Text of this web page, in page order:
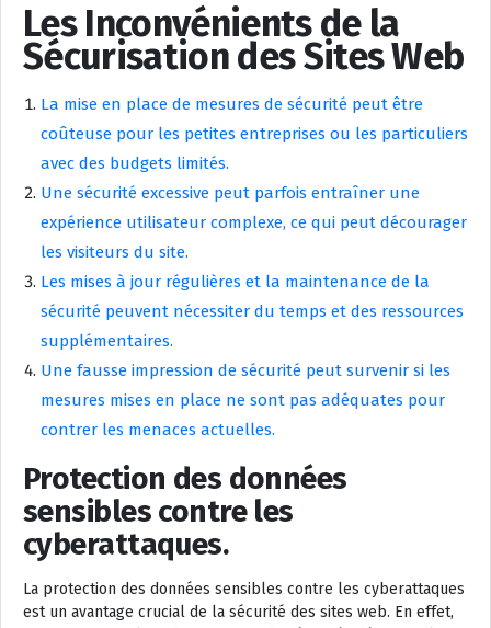
Les Inconvénients de la
Sécurisation des Sites Web
La mise en place de mesures de sécurité peut être
coûteuse pour les petites entreprises ou les particuliers
avec des budgets limités.
Une sécurité excessive peut parfois entraîner une
expérience utilisateur complexe, ce qui peut décourager
les visiteurs du site.
Les mises à jour régulières et la maintenance de la
sécurité peuvent nécessiter du temps et des ressources
supplémentaires.
Une fausse impression de sécurité peut survenir si les
mesures mises en place ne sont pas adéquates pour
contrer les menaces actuelles.
Protection des données
sensibles contre les
cyberattaques.
La protection des données sensibles contre les cyberattaques
est un avantage crucial de la sécurité des sites web. En effet,